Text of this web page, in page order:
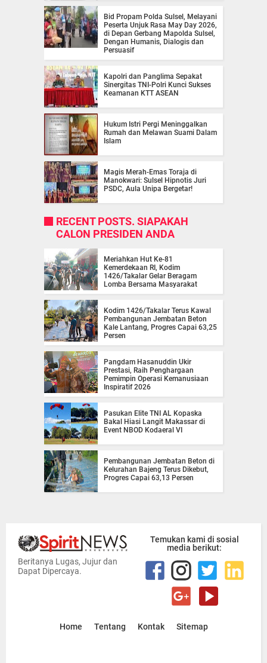
Bid Propam Polda Sulsel, Melayani
Peserta Unjuk Rasa May Day 2026,
di Depan Gerbang Mapolda Sulsel,
Dengan Humanis, Dialogis dan
Persuasif
Kapolri dan Panglima Sepakat
Sinergitas TNI-Polri Kunci Sukses
Keamanan KTT ASEAN
Hukum Istri Pergi Meninggalkan
Rumah dan Melawan Suami Dalam
Islam
Magis Merah-Emas Toraja di
Manokwari: Sulsel Hipnotis Juri
PSDC, Aula Unipa Bergetar!
RECENT POSTS. SIAPAKAH
CALON PRESIDEN ANDA
Meriahkan Hut Ke-81
Kemerdekaan RI, Kodim
1426/Takalar Gelar Beragam
Lomba Bersama Masyarakat
Kodim 1426/Takalar Terus Kawal
Pembangunan Jembatan Beton
Kale Lantang, Progres Capai 63,25
Persen
Pangdam Hasanuddin Ukir
Prestasi, Raih Penghargaan
Pemimpin Operasi Kemanusiaan
Inspiratif 2026
Pasukan Elite TNI AL Kopaska
Bakal Hiasi Langit Makassar di
Event NBOD Kodaeral VI
Pembangunan Jembatan Beton di
Kelurahan Bajeng Terus Dikebut,
Progres Capai 63,13 Persen
Beritanya Lugas, Jujur dan
Dapat Dipercaya.
Temukan kami di sosial
media berikut:
Home Tentang Kontak Sitemap